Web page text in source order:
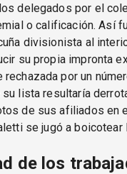
delegados por el
o calificación. Así
divisionista al
su propia impronta
rechazada por un
lista resultaría
de sus afiliados en
se jugó a
de los